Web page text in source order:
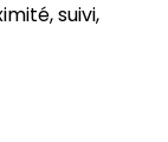
suivi,